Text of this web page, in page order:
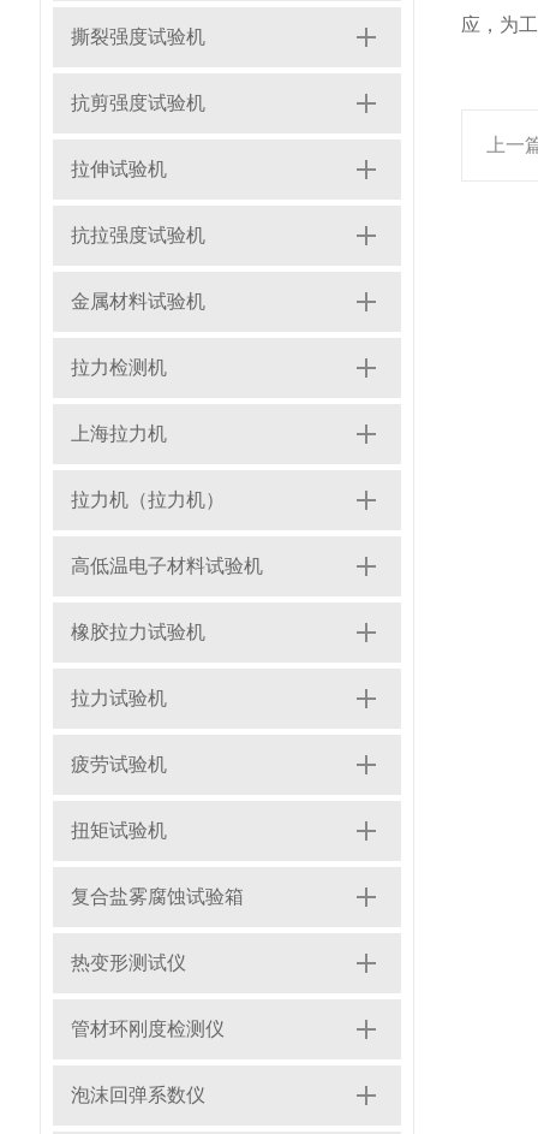
撕裂强度试验机
抗剪强度试验机
拉伸试验机
抗拉强度试验机
金属材料试验机
拉力检测机
上海拉力机
拉力机（拉力机）
高低温电子材料试验机
橡胶拉力试验机
拉力试验机
疲劳试验机
扭矩试验机
复合盐雾腐蚀试验箱
热变形测试仪
管材环刚度检测仪
泡沫回弹系数仪
应，为
上一